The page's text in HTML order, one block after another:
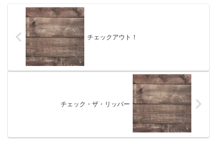
チェックアウト！
チェック・ザ・リッパー